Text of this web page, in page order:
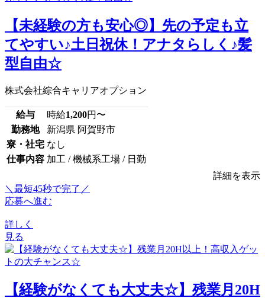
【未経験の方も安心◎】先の予定も立
てやすい♪土日祝休！アナタらしく♪髪
型自由☆
株式会社綜合キャリアオプション
給与 時給1,200円〜
勤務地
新潟県 阿賀野市
寮・社宅 なし
仕事内容 加工 / 機械系工場 / 日勤
詳細を表示
＼最短45秒で完了／
応募へ進む
詳しく
見る
【経験がなくても大丈夫☆】残業月20H